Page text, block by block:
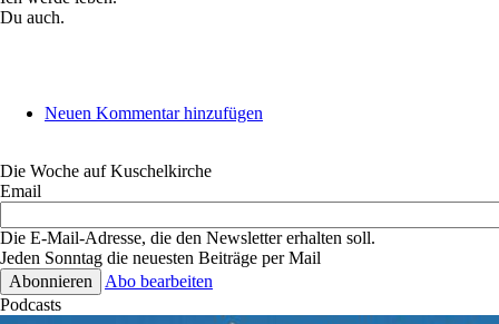
Du auch.
Neuen Kommentar hinzufügen
Die Woche auf Kuschelkirche
Email
Die E-Mail-Adresse, die den Newsletter erhalten soll.
Jeden Sonntag die neuesten Beiträge per Mail
Abo bearbeiten
Podcasts